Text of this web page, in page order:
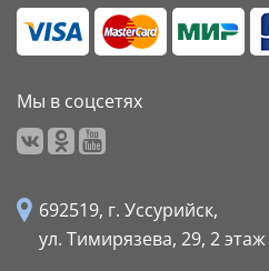
Мы в соцсетях
692519, г. Уссурийск,
ул. Тимирязева, 29, 2 этаж